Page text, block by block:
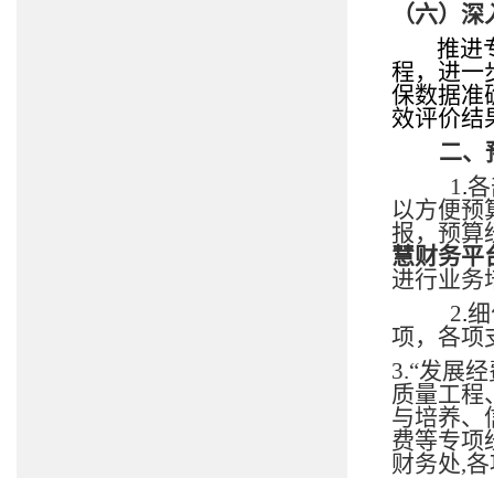
（六） 深
推进
程，进一
保数据准
效评价结
二、
1.
以方便预
报，预算
慧财务平
进行业务
2.
项，各项
3.“发展
质量工程
与培养、
费等专项
财务处,